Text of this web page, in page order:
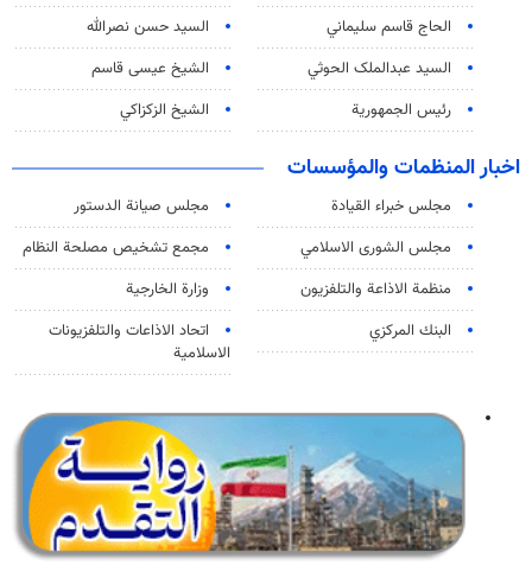
الحاج قاسم سليماني
السيد حسن نصرالله
السید عبدالملک الحوثي
الشيخ عيسى قاسم
رئيس الجمهورية
الشيخ الزكزاكي
اخبار المنظمات والمؤسسات
مجلس خبراء القيادة
مجلس صيانة الدستور
مجلس الشورى الاسلامي
مجمع تشخيص مصلحة النظام
منظمة الاذاعة والتلفزیون
وزارة الخارجية
البنك المركزي
اتحاد الاذاعات والتلفزيونات
الاسلامية